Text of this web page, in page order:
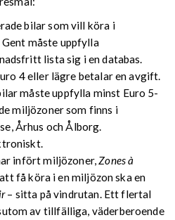
bilar som vill köra i
måste uppfylla
lista sig i en databas.
4 eller lägre betalar en avgift.
måste uppfylla minst Euro 5-
miljözoner som finns i
Århus och Ålborg.
infört miljözoner, Zones à
att få köra i en miljözon ska en
– sitta på vindrutan. Ett flertal
av tillfälliga, väderberoende